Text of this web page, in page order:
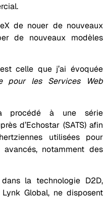
de nouer de nouveaux
de nouveaux modèles
celle que j’ai évoquée
pour les Services Web
a procédé à une série
d’Echostar (SATS) afin
utilisées pour
notamment des
la technologie D2D,
Global, ne disposent